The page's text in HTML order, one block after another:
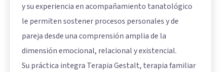
y su experiencia en acompañamiento tanatológico
le permiten sostener procesos personales y de
pareja desde una comprensión amplia de la
dimensión emocional, relacional y existencial.
Su práctica integra Terapia Gestalt, terapia familiar